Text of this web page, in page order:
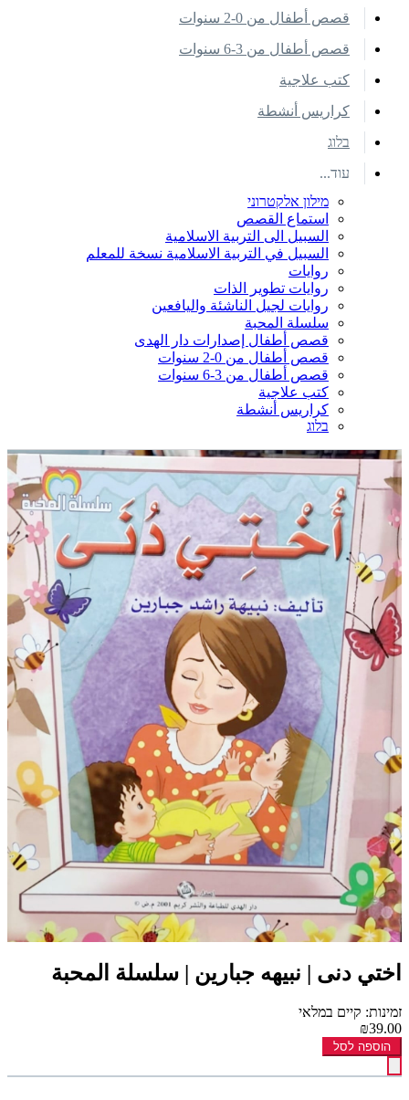
قصص أطفال من 0-2 سنوات
قصص أطفال من 3-6 سنوات
كتب علاجية
كراريس أنشطة
בלוג
עוד...
מילון אלקטרוני
استماع القصص
السبيل الى التربية الاسلامية
السبيل في التربية الاسلامية نسخة للمعلم
روايات
روايات تطوير الذات
روايات لجيل الناشئة واليافعين
سلسلة المحبة
قصص أطفال إصدارات دار الهدى
قصص أطفال من 0-2 سنوات
قصص أطفال من 3-6 سنوات
كتب علاجية
كراريس أنشطة
בלוג
اختي دنى | نبيهه جبارين | سلسلة المحبة
זמינות: קיים במלאי
₪39.00
הוספה לסל